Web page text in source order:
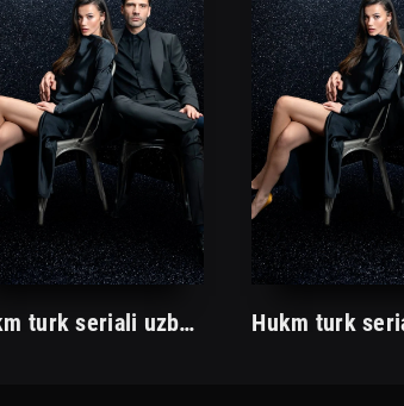
Hukm turk seriali uzbek tilida /Хукм турк сериали ўзбек тилида/ 203. 204. 205. 206. 207. 208. 209. 210. 211. 212. 213. 214. 215 barcha qismlari.